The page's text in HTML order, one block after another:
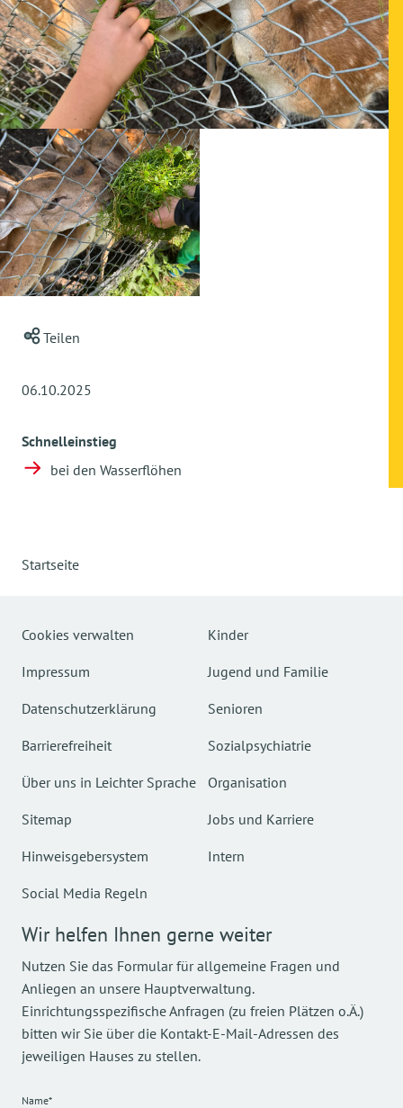
Teilen
06.10.2025
Schnelleinstieg
bei den Wasserflöhen
Startseite
Cookies verwalten
Impressum
Datenschutzerklärung
Barrierefreiheit
Über uns in Leichter Sprache
Sitemap
Hinweisgebersystem
Social Media Regeln
Kinder
Jugend und Familie
Senioren
Sozialpsychiatrie
Organisation
Jobs und Karriere
Intern
Wir helfen Ihnen gerne weiter
Nutzen Sie das Formular für allgemeine Fragen und
Anliegen an unsere Hauptverwaltung.
Einrichtungsspezifische Anfragen (zu freien Plätzen o.Ä.)
bitten wir Sie über die Kontakt-E-Mail-Adressen des
jeweiligen Hauses zu stellen.
Name*